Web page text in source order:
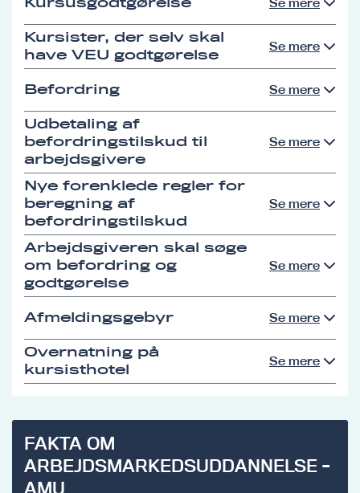
Kursister, der selv skal
have VEU godtgørelse
Se mere
Befordring Se mere
Udbetaling af
befordringstilskud til
arbejdsgivere
Se mere
Nye forenklede regler for
beregning af
befordringstilskud
Se mere
Arbejdsgiveren skal søge
om befordring og
godtgørelse
Se mere
Afmeldingsgebyr Se mere
Overnatning på
kursisthotel
Se mere
FAKTA OM
ARBEJDSMARKEDSUDDANNELSE -
AMU